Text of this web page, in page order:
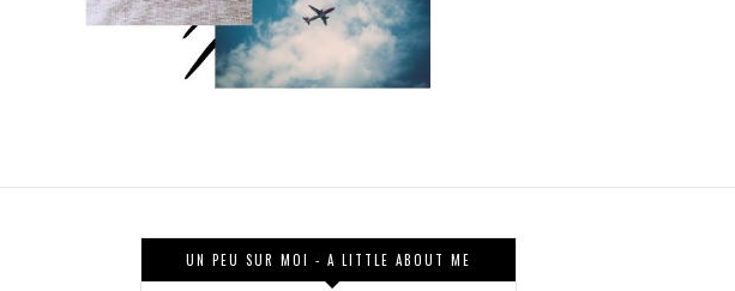
UN PEU SUR MOI - A LITTLE ABOUT ME